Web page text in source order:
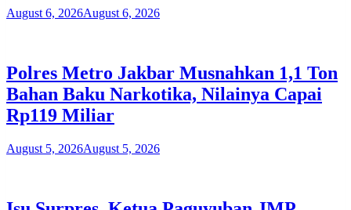
August 6, 2026August 6, 2026
Polres Metro Jakbar Musnahkan 1,1 Ton
Bahan Baku Narkotika, Nilainya Capai
Rp119 Miliar
August 5, 2026August 5, 2026